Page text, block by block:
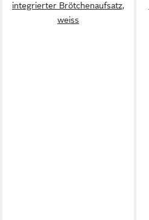
integrierter Brötchenaufsatz,
weiss